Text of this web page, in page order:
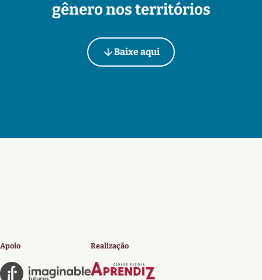
gênero nos territórios
Baixe aqui
Apoio Realização